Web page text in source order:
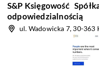
S&P Księgowość
odpowiedzialnością
ul. Wadowicka 7, 30-363